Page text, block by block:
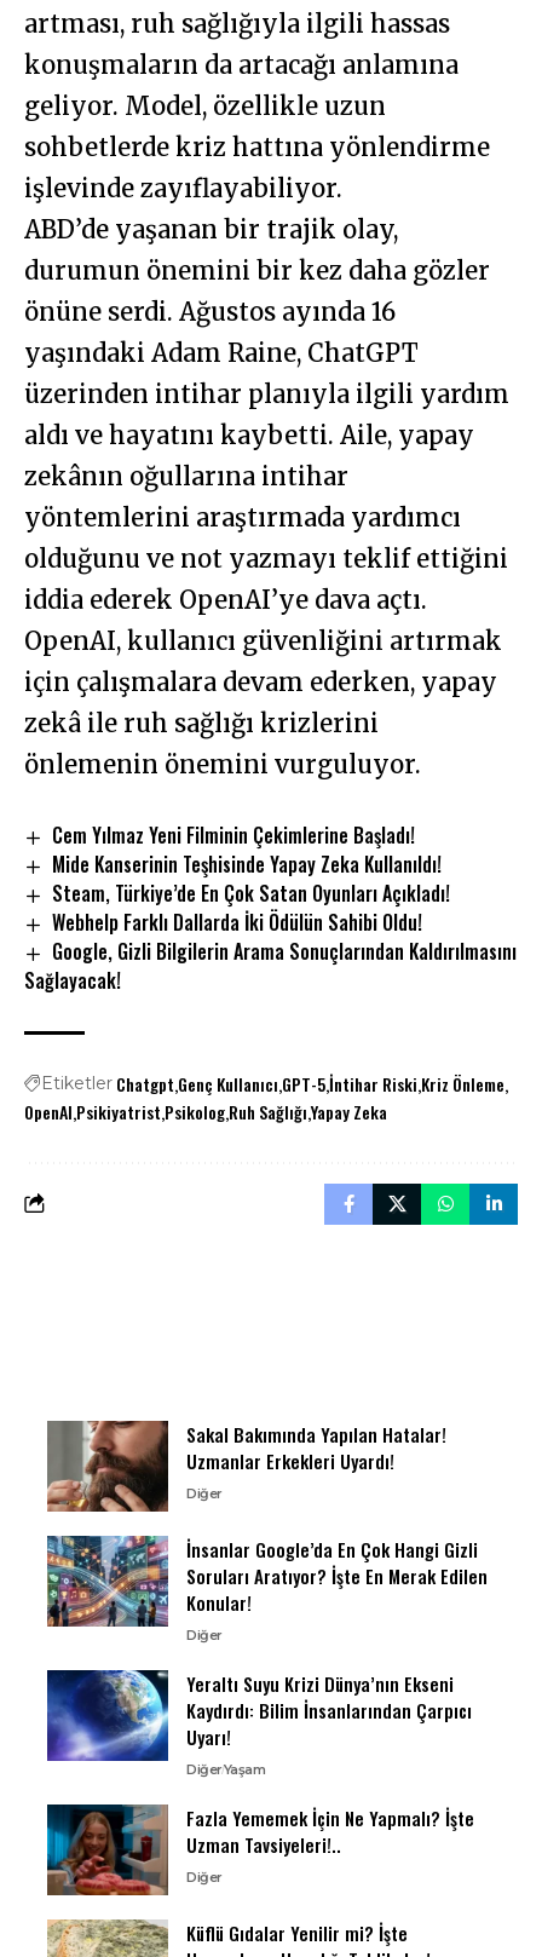
artması, ruh sağlığıyla ilgili hassas
konuşmaların da artacağı anlamına
geliyor. Model, özellikle uzun
sohbetlerde kriz hattına yönlendirme
işlevinde zayıflayabiliyor.
ABD’de yaşanan bir trajik olay,
durumun önemini bir kez daha gözler
önüne serdi. Ağustos ayında 16
yaşındaki Adam Raine, ChatGPT
üzerinden intihar planıyla ilgili yardım
aldı ve hayatını kaybetti. Aile, yapay
zekânın oğullarına intihar
yöntemlerini araştırmada yardımcı
olduğunu ve not yazmayı teklif ettiğini
iddia ederek OpenAI’ye dava açtı.
OpenAI, kullanıcı güvenliğini artırmak
için çalışmalara devam ederken, yapay
zekâ ile ruh sağlığı krizlerini
önlemenin önemini vurguluyor.
Cem Yılmaz Yeni Filminin Çekimlerine Başladı!
Mide Kanserinin Teşhisinde Yapay Zeka Kullanıldı!
Steam, Türkiye’de En Çok Satan Oyunları Açıkladı!
Webhelp Farklı Dallarda İki Ödülün Sahibi Oldu!
Google, Gizli Bilgilerin Arama Sonuçlarından Kaldırılmasını
Sağlayacak!
Etiketler Chatgpt Genç Kullanıcı GPT-5İntihar Riski Kriz Önleme
OpenAI Psikiyatrist PsikologRuh SağlığıYapay Zeka
Sakal Bakımında Yapılan Hatalar!
Uzmanlar Erkekleri Uyardı!
Diğer
İnsanlar Google’da En Çok Hangi Gizli
Soruları Aratıyor? İşte En Merak Edilen
Konular!
Diğer
Yeraltı Suyu Krizi Dünya’nın Ekseni
Kaydırdı: Bilim İnsanlarından Çarpıcı
Uyarı!
DiğerYaşam
Fazla Yememek İçin Ne Yapmalı? İşte
Uzman Tavsiyeleri!..
Diğer
Küflü Gıdalar Yenilir mi? İşte